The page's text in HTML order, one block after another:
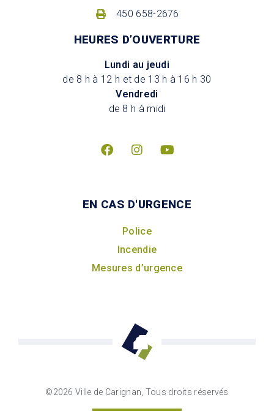
450 658-2676
HEURES D’OUVERTURE
Lundi au jeudi
de 8 h à 12 h et de 13 h à 16 h 30
Vendredi
de 8 h à midi
EN CAS D'URGENCE
Police
Incendie
Mesures d’urgence
©2026 Ville de Carignan, Tous droits réservés